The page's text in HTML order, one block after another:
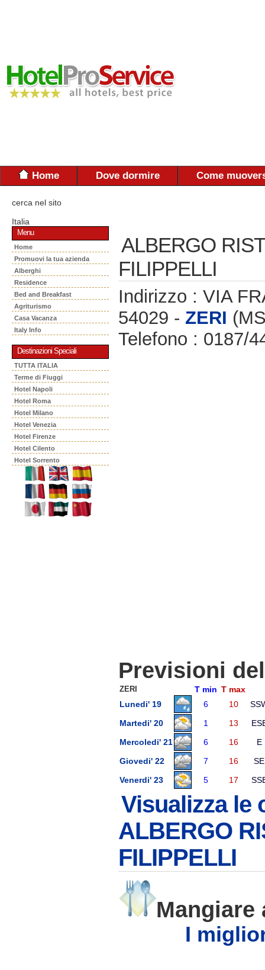
Home Dove dormire Come
cerca nel sito
Italia
Menu
Home
Promuovi la tua azienda
Alberghi
Residence
Bed and Breakfast
Agriturismo
Casa Vacanza
Italy Info
Destinazioni Speciali
TUTTA ITALIA
Terme di Fiuggi
Hotel Napoli
Hotel Roma
Hotel Milano
Hotel Venezia
Hotel Firenze
Hotel Cilento
Hotel Sorrento
ALBERGO
FILIPPELLI
Indirizzo : VIA
54029 - ZERI
Telefono : 0187/
Previsioni
ZERI T min T max
Lunedi' 19
6 10
Martedi' 20
1 13
Mercoledi' 21
6 16
E
Giovedi' 22
7 16
SE
Venerdi' 23
5 17
Visualizza le
ALBERGO
FILIPPELLI
Mangiare
I